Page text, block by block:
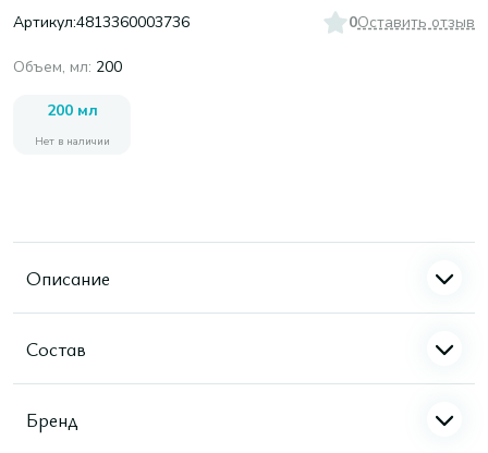
Артикул:4813360003736 0Оставить отзыв
Объем, мл: 200
200 мл
Нет в наличии
Описание
Состав
Бренд